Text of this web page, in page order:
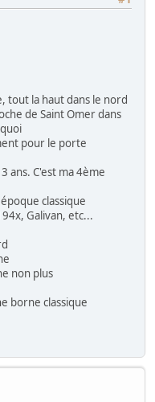
tout la haut dans le nord
de Saint Omer dans
pour le porte
ans. C'est ma 4ème
classique
Galivan, etc...
non plus
borne classique